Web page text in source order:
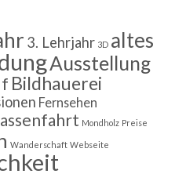
3. Lehrjahr 3D altes
Ausstellung
Bildhauerei
Fernsehen
Mondholz Preise
Wanderschaft Webseite